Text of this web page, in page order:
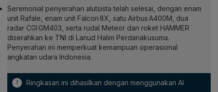
Seremonial penyerahan alutsista telah selesai, dengan enam
unit Rafale, enam unit Falcon 8X, satu Airbus A400M, dua
radar CGI GM403, serta rudal Meteor dan roket HAMMER
diserahkan ke TNI di Lanud Halim Perdanakusuma.
Penyerahan ini memperkuat kemampuan operasional
angkatan udara Indonesia.
! Ringkasan ini dihasilkan dengan menggunakan AI